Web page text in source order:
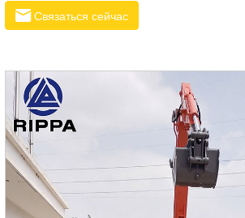
мощность и универсальность. Его
конструкция и высокая адаптивность
областей. Ниже приведены основные
преимущества применения погрузчика
поворотом RS031.
Связаться сейчас